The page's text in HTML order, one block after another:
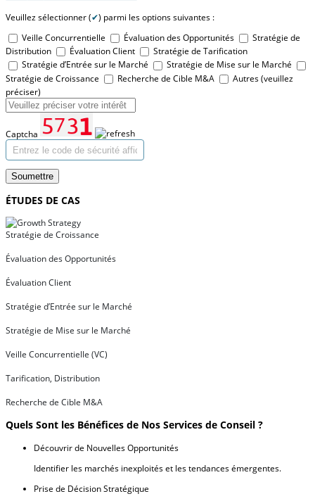
Veuillez sélectionner (✔) parmi les options suivantes :
Veille Concurrentielle
Évaluation des Opportunités
Stratégie de
Distribution
Évaluation Client
Stratégie de Tarification
Stratégie d’Entrée sur le Marché
Stratégie de Mise sur le Marché
Stratégie de Croissance
Recherche de Cible M&A
Autres (veuillez
préciser)
Captcha
Soumettre
ÉTUDES DE CAS
Stratégie de Croissance
Évaluation des Opportunités
Évaluation Client
Stratégie d’Entrée sur le Marché
Stratégie de Mise sur le Marché
Veille Concurrentielle (VC)
Tarification, Distribution
Recherche de Cible M&A
Quels Sont les Bénéfices de Nos Services de Conseil ?
Découvrir de Nouvelles Opportunités
Identifier les marchés inexploités et les tendances émergentes.
Prise de Décision Stratégique